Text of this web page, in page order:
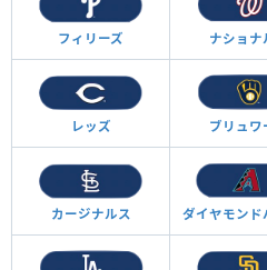
フィリーズ ナショナ
レッズ ブリュワ
カージナルス ダイヤモンド